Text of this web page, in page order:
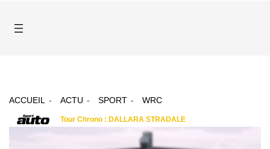
ACCUEIL ACTU SPORT WRC